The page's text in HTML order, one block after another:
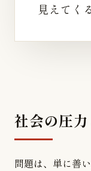
見えてく
社会の圧
問題は、単に善